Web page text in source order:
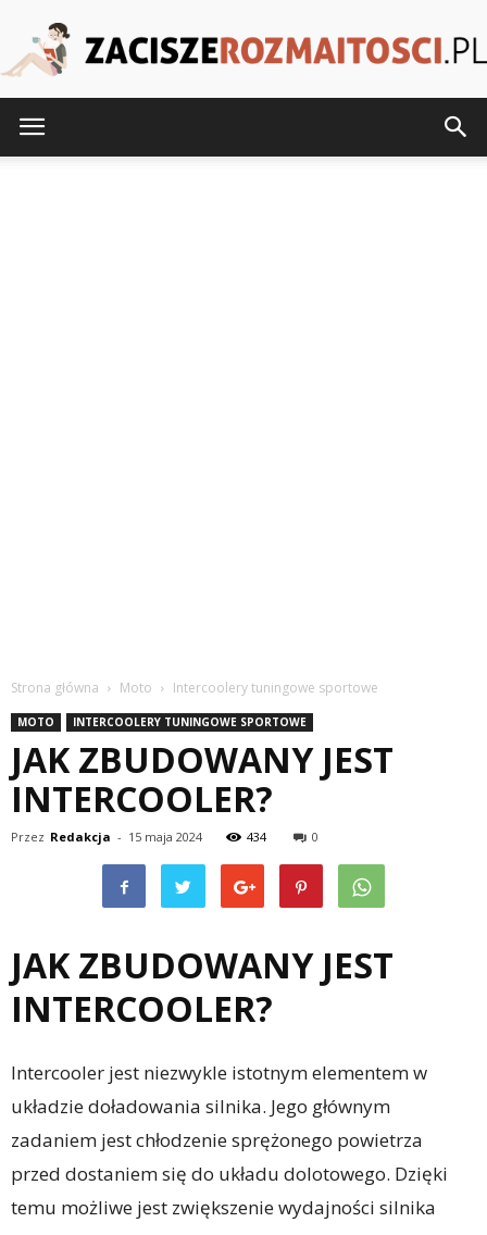
Strona główna Moto Intercoolery tuningowe sportowe
MOTO INTERCOOLERY TUNINGOWE SPORTOWE
JAK ZBUDOWANY JEST
INTERCOOLER?
Przez Redakcja - 15 maja 2024 434 0
JAK ZBUDOWANY JEST
INTERCOOLER?
Intercooler jest niezwykle istotnym elementem w
układzie doładowania silnika. Jego głównym
zadaniem jest chłodzenie sprężonego powietrza
przed dostaniem się do układu dolotowego. Dzięki
temu możliwe jest zwiększenie wydajności silnika